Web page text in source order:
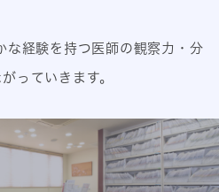
な経験を持つ医師の観察力・分
っていきます。